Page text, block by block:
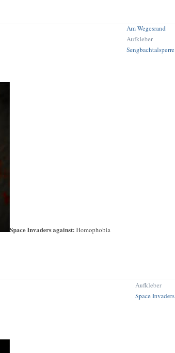
Am Wegesrand
Aufkleber
Sengbachtalsperre
Space Invaders against: Homophobia
Aufkleber
Space Invaders